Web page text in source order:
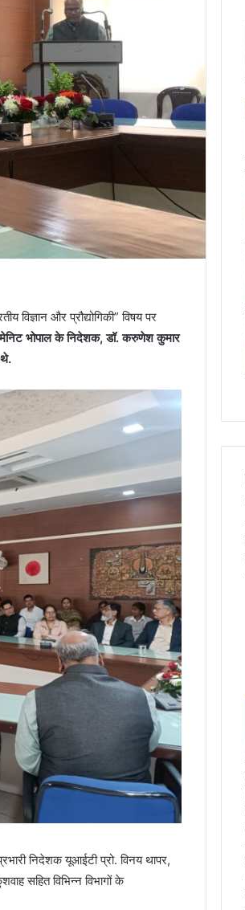
विज्ञान और प्रौद्योगिकी” विषय पर
भोपाल के निदेशक, डॉ. करुणेश कुमार
थे.
निदेशक यूआईटी प्रो. विनय थापर,
सहित विभिन्न विभागों के